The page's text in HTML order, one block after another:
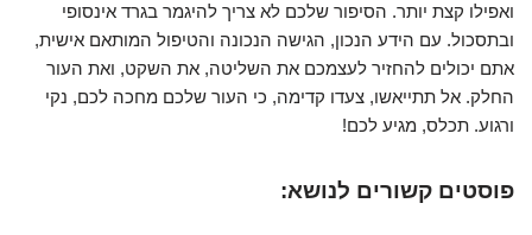
ואפילו קצת יותר. הסיפור שלכם לא צריך להיגמר בגרד אינסופי
ובתסכול. עם הידע הנכון, הגישה הנכונה והטיפול המותאם אישית,
אתם יכולים להחזיר לעצמכם את השליטה, את השקט, ואת העור
החלק. אל תתייאשו, צעדו קדימה, כי העור שלכם מחכה לכם, נקי
ורגוע. תכלס, מגיע לכם!
פוסטים קשורים לנושא: